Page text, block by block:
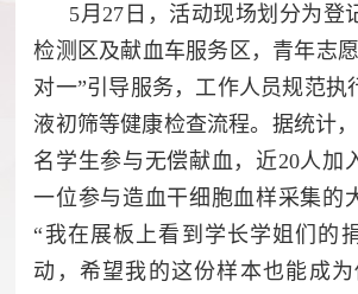
5月27日，活动现场划分为登
检测区及献血车服务区，青年志
对一”引导服务，工作人员规范执
液初筛等健康检查流程。据统计
名学生参与无偿献血，近20人加
一位参与造血干细胞血样采集的
“我在展板上看到学长学姐们的
动，希望我的这份样本也能成为